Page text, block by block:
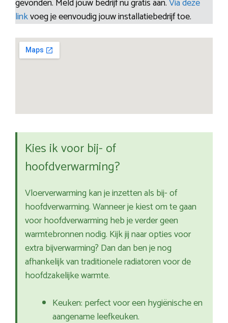
gevonden. Meld jouw bedrijf nu gratis aan.Via deze
linkvoeg je eenvoudig jouw installatiebedrijf toe.
Kies ik voor bij- of
hoofdverwarming?
Vloerverwarming kan je inzetten als bij- of
hoofdverwarming. Wanneer je kiest om te gaan
voor hoofdverwarming heb je verder geen
warmtebronnen nodig. Kijk jij naar opties voor
extra bijverwarming? Dan dan ben je nog
afhankelijk van traditionele radiatoren voor de
hoofdzakelijke warmte.
Keuken: perfect voor een hygiënische en
aangename leefkeuken.